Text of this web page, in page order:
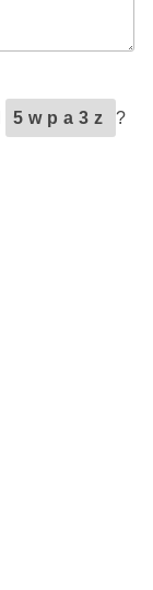
5wpa3z ?